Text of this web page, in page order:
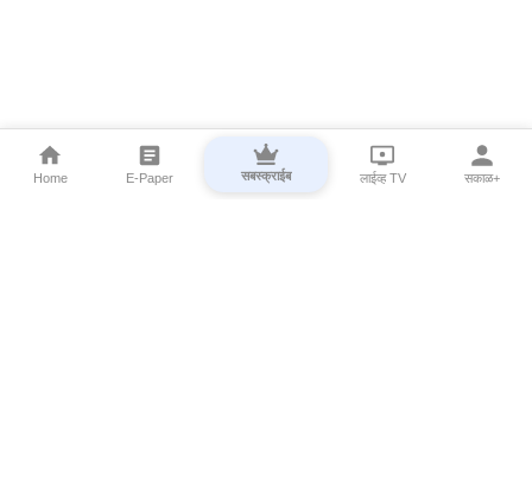
Home E-Paper सबस्क्राईब लाईव्ह TV सकाळ+